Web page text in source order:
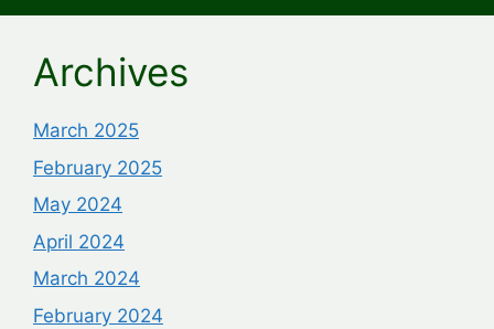
Archives
March 2025
February 2025
May 2024
April 2024
March 2024
February 2024